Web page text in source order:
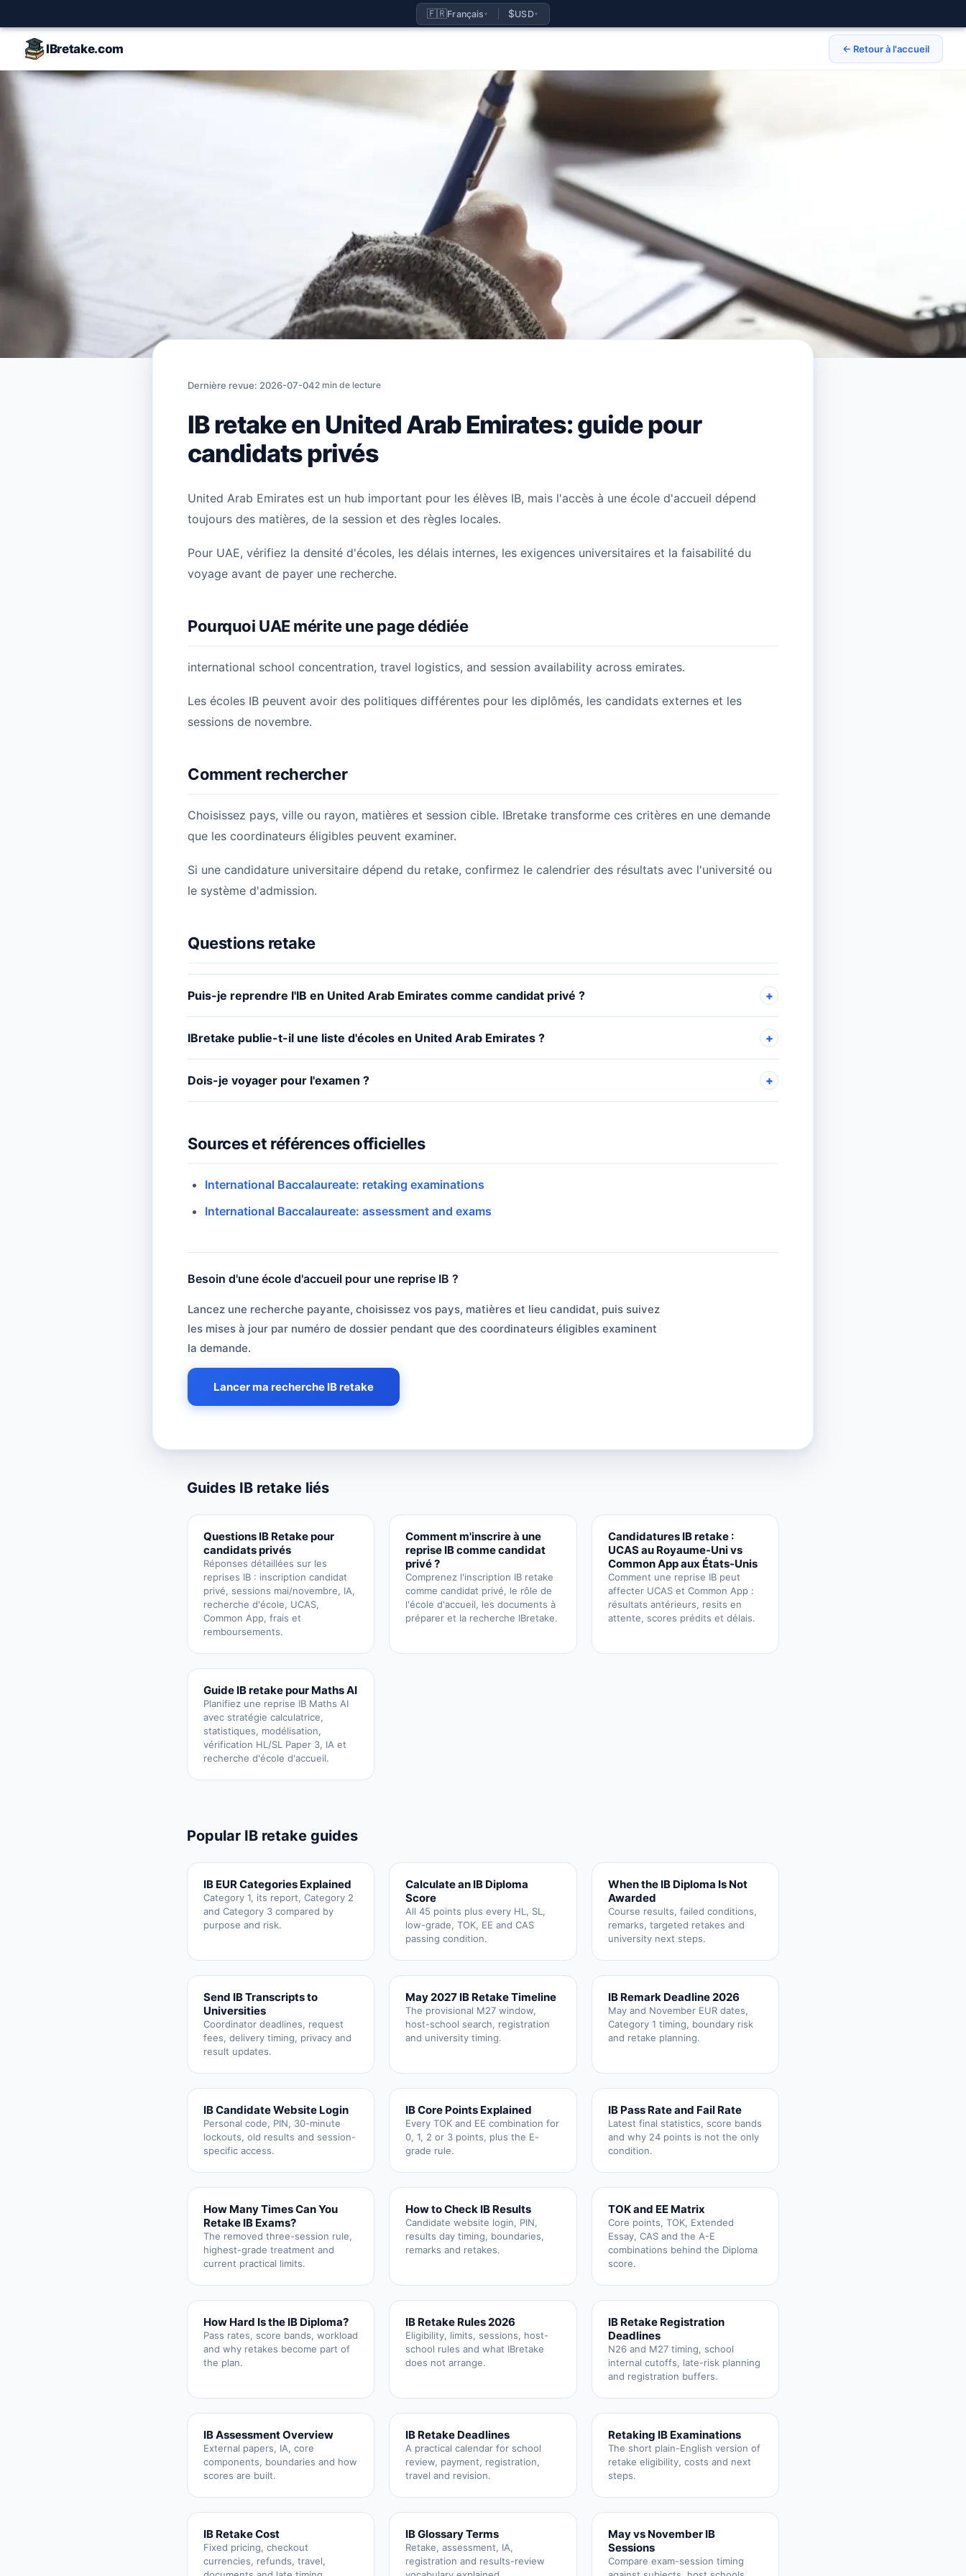
IBretake.com ← Retour à l'accueil
Dernière revue: 2026-07-042 min de lecture
IB retake en United Arab Emirates: guide pour
candidats privés
United Arab Emirates est un hub important pour les élèves IB, mais l'accès à une école d'accueil dépend
toujours des matières, de la session et des règles locales.
Pour UAE, vérifiez la densité d'écoles, les délais internes, les exigences universitaires et la faisabilité du
voyage avant de payer une recherche.
Pourquoi UAE mérite une page dédiée
international school concentration, travel logistics, and session availability across emirates.
Les écoles IB peuvent avoir des politiques différentes pour les diplômés, les candidats externes et les
sessions de novembre.
Comment rechercher
Choisissez pays, ville ou rayon, matières et session cible. IBretake transforme ces critères en une demande
que les coordinateurs éligibles peuvent examiner.
Si une candidature universitaire dépend du retake, confirmez le calendrier des résultats avec l'université ou
le système d'admission.
Questions retake
Puis-je reprendre l'IB en United Arab Emirates comme candidat privé ?
IBretake publie-t-il une liste d'écoles en United Arab Emirates ?
Dois-je voyager pour l'examen ?
Sources et références officielles
International Baccalaureate: retaking examinations
International Baccalaureate: assessment and exams
Besoin d'une école d'accueil pour une reprise IB ?
Besoin d'une école d'accueil pour une reprise IB ?
Lancez une recherche payante, choisissez vos pays, matières et lieu candidat, puis suivez
les mises à jour par numéro de dossier pendant que des coordinateurs éligibles examinent
la demande.
Lancer ma recherche IB retake
Guides IB retake liés
Questions IB Retake pour
candidats privés
Réponses détaillées sur les
reprises IB : inscription candidat
privé, sessions mai/novembre, IA,
recherche d'école, UCAS,
Common App, frais et
remboursements.
Comment m'inscrire à une
reprise IB comme candidat
privé ?
Comprenez l'inscription IB retake
comme candidat privé, le rôle de
l'école d'accueil, les documents à
préparer et la recherche IBretake.
Candidatures IB retake :
UCAS au Royaume-Uni vs
Common App aux États-Unis
Comment une reprise IB peut
affecter UCAS et Common App :
résultats antérieurs, resits en
attente, scores prédits et délais.
Guide IB retake pour Maths AI
Planifiez une reprise IB Maths AI
avec stratégie calculatrice,
statistiques, modélisation,
vérification HL/SL Paper 3, IA et
recherche d'école d'accueil.
Popular IB retake guides
IB EUR Categories Explained
Category 1, its report, Category 2
and Category 3 compared by
purpose and risk.
Calculate an IB Diploma
Score
All 45 points plus every HL, SL,
low-grade, TOK, EE and CAS
passing condition.
When the IB Diploma Is Not
Awarded
Course results, failed conditions,
remarks, targeted retakes and
university next steps.
Send IB Transcripts to
Universities
Coordinator deadlines, request
fees, delivery timing, privacy and
result updates.
May 2027 IB Retake Timeline
The provisional M27 window,
host-school search, registration
and university timing.
IB Remark Deadline 2026
May and November EUR dates,
Category 1 timing, boundary risk
and retake planning.
IB Candidate Website Login
Personal code, PIN, 30-minute
lockouts, old results and session-
specific access.
IB Core Points Explained
Every TOK and EE combination for
0, 1, 2 or 3 points, plus the E-
grade rule.
IB Pass Rate and Fail Rate
Latest final statistics, score bands
and why 24 points is not the only
condition.
How Many Times Can You
Retake IB Exams?
The removed three-session rule,
highest-grade treatment and
current practical limits.
How to Check IB Results
Candidate website login, PIN,
results day timing, boundaries,
remarks and retakes.
TOK and EE Matrix
Core points, TOK, Extended
Essay, CAS and the A-E
combinations behind the Diploma
score.
How Hard Is the IB Diploma?
Pass rates, score bands, workload
and why retakes become part of
the plan.
IB Retake Rules 2026
Eligibility, limits, sessions, host-
school rules and what IBretake
does not arrange.
IB Retake Registration
Deadlines
N26 and M27 timing, school
internal cutoffs, late-risk planning
and registration buffers.
IB Assessment Overview
External papers, IA, core
components, boundaries and how
scores are built.
IB Retake Deadlines
A practical calendar for school
review, payment, registration,
travel and revision.
Retaking IB Examinations
The short plain-English version of
retake eligibility, costs and next
steps.
IB Retake Cost
Fixed pricing, checkout
currencies, refunds, travel,
IB Glossary Terms
Retake, assessment, IA,
registration and results-review
May vs November IB
Sessions
Compare exam-session timing
🇫🇷Français ▾ $USD▾